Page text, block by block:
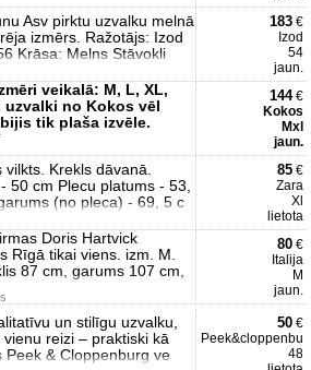
Asv pirktu uzvalku melnā
izmērs. Ražotājs: Izod
Krāsa: Melns Stāvokli
183 €
Izod
54
jaun.
veikalā: M, L, XL,
uzvalki no Kokos vēl
tik plaša izvēle.
144€
Kokos
Mxl
jaun.
vilkts. Krekls dāvanā.
50 cm Plecu platums - 53,
(no pleca) - 69, 5 c
85 €
Zara
Xl
lietota
Doris Hartvick
Rīgā tikai viens. izm. M.
87 cm, garums 107 cm,
80 €
Italija
M
jaun.
un stilīgu uzvalku,
vienu reizi – praktiski kā
Peek & Cloppenburg ve
50 €
Peek&cloppenbu
48